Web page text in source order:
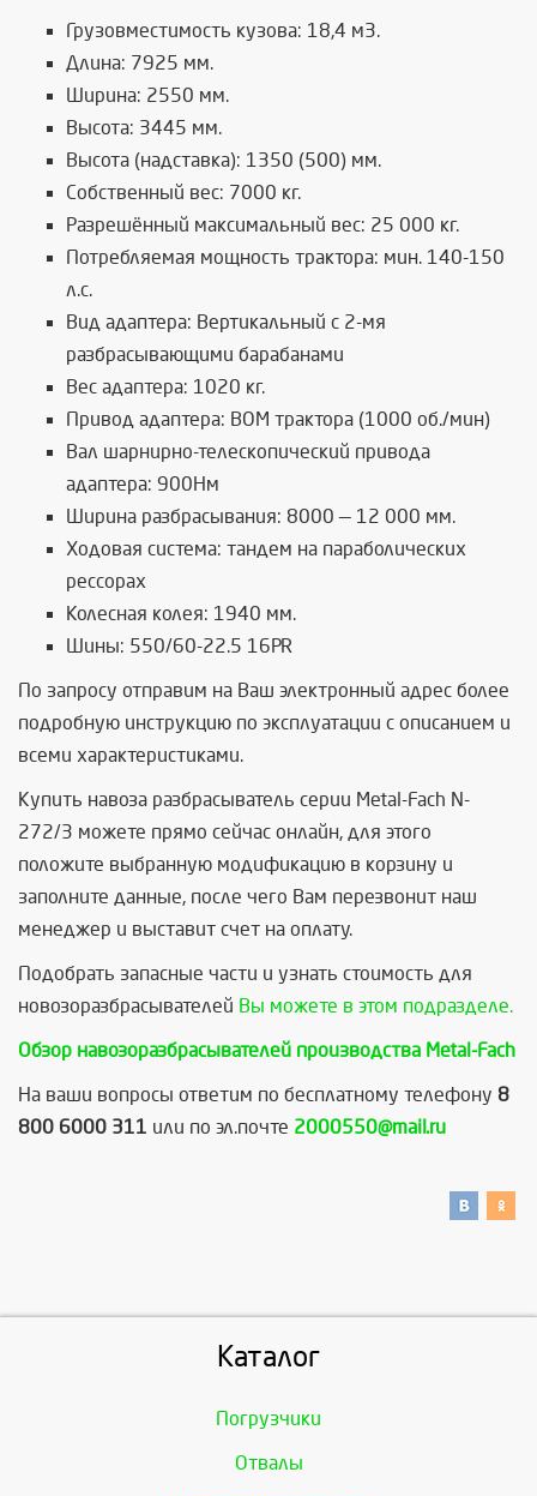
Грузовместимость кузова: 18,4 м3.
Длина: 7925 мм.
Ширина: 2550 мм.
Высота: 3445 мм.
Высота (надставка): 1350 (500) мм.
Собственный вес: 7000 кг.
Разрешённый максимальный вес: 25 000 кг.
Потребляемая мощность трактора: мин. 140-150
л.с.
Вид адаптера: Вертикальный с 2-мя
разбрасывающими барабанами
Вес адаптера: 1020 кг.
Привод адаптера: ВОМ трактора (1000 об./мин)
Вал шарнирно-телескопический привода
адаптера: 900Нм
Ширина разбрасывания: 8000 — 12 000 мм.
Ходовая система: тандем на параболических
рессорах
Колесная колея: 1940 мм.
Шины: 550/60-22.5 16PR
По запросу отправим на Ваш электронный адрес более
подробную инструкцию по эксплуатации с описанием и
всеми характеристиками.
Купить навоза разбрасыватель серии Metal-Fach N-
272/3 можете прямо сейчас онлайн, для этого
положите выбранную модификацию в корзину и
заполните данные, после чего Вам перезвонит наш
менеджер и выставит счет на оплату.
Подобрать запасные части и узнать стоимость для
новозоразбрасывателей Вы можете в этом подразделе.
Обзор навозоразбрасывателей производства Metal-Fach
На ваши вопросы ответим по бесплатному телефону 8
800 6000 311 или по эл.почте 2000550@mail.ru
Каталог
Погрузчики
Отвалы